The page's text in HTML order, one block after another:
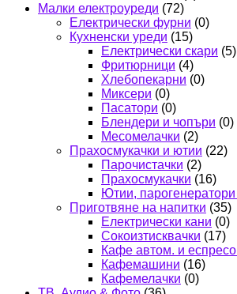
Малки електроуреди (72)
Електрически фурни (0)
Кухненски уреди (15)
Електрически скари (5)
Фритюрници (4)
Хлебопекарни (0)
Миксери (0)
Пасатори (0)
Блендери и чопъри (0)
Месомелачки (2)
Прахосмукачки и ютии (22)
Парочистачки (2)
Прахосмукачки (16)
Ютии, парогенератори
Приготвяне на напитки (35)
Електрически кани (0)
Сокоизтисквачки (17)
Кафе автом. и
Кафемашини (16)
Кафемелачки (0)